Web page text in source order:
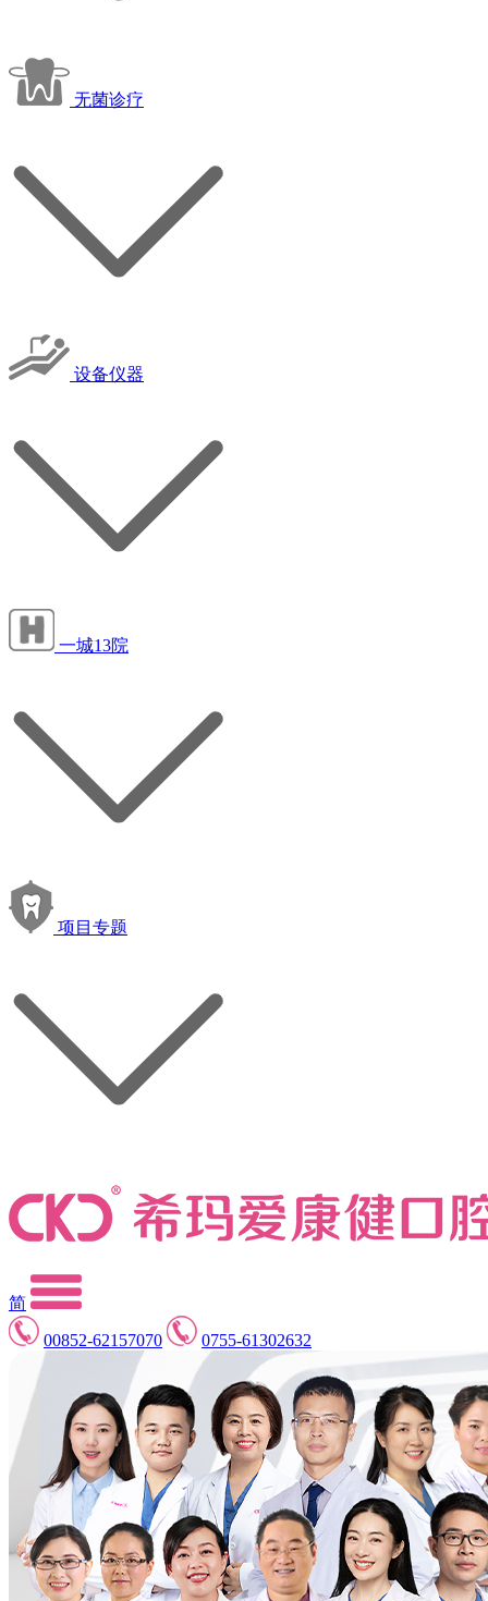
无菌诊疗
设备仪器
一城13院
项目专题
简
00852-62157070
0755-61302632